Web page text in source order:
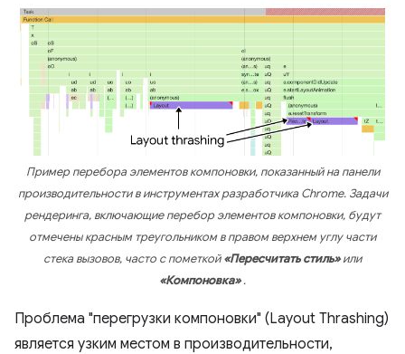
Пример перебора элементов компоновки, показанный на панели
производительности в инструментах разработчика Chrome. Задачи
рендеринга, включающие перебор элементов компоновки, будут
отмечены красным треугольником в правом верхнем углу части
стека вызовов, часто с пометкой«Пересчитать стиль»или
«Компоновка».
Проблема "перегрузки компоновки" (Layout Thrashing)
является узким местом в производительности,